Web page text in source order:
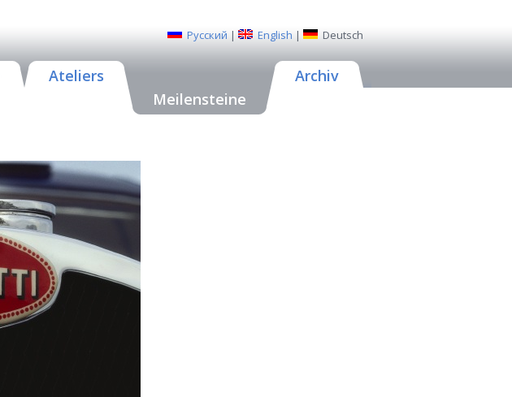
Русский | English | Deutsch
Ateliers
Meilensteine
Archiv